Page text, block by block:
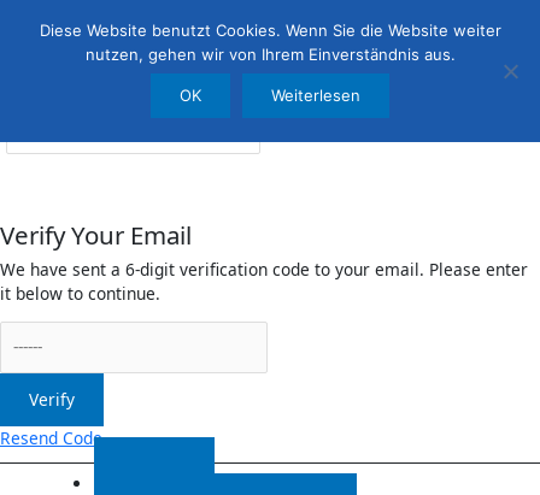
Verify Your Email
We have sent a 6-digit verification code to your email. Please enter
it below to continue.
Verify
Resend Code
Diese Website benutzt Cookies. Wenn Sie die Website weiter
nutzen, gehen wir von Ihrem Einverständnis aus.
OK Weiterlesen